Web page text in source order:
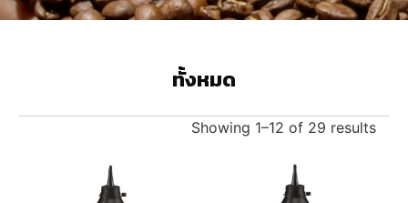
ทั้งหมด
Showing 1–12 of 29 results